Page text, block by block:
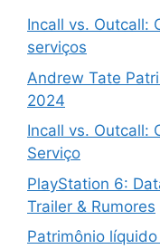
Incall vs. Outcall:
serviços
Andrew Tate
2024
Incall vs. Outcall:
Serviço
PlayStation 6:
Trailer & Rumores
Patrimônio